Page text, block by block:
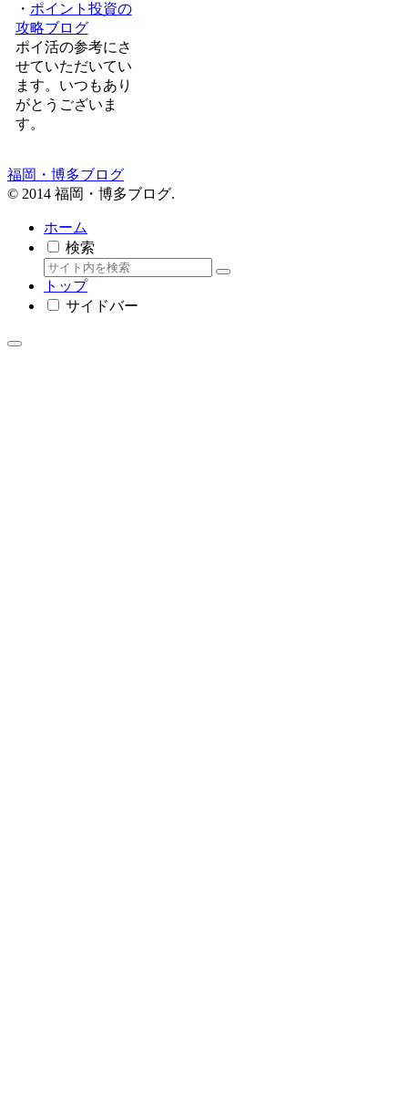
・ ポイント投資の
攻略ブログ
ポイ活の参考にさ
せていただいてい
ます。いつもあり
がとうございま
す。
福岡・博多ブログ
© 2014 福岡・博多ブログ.
ホーム
検索
トップ
サイドバー